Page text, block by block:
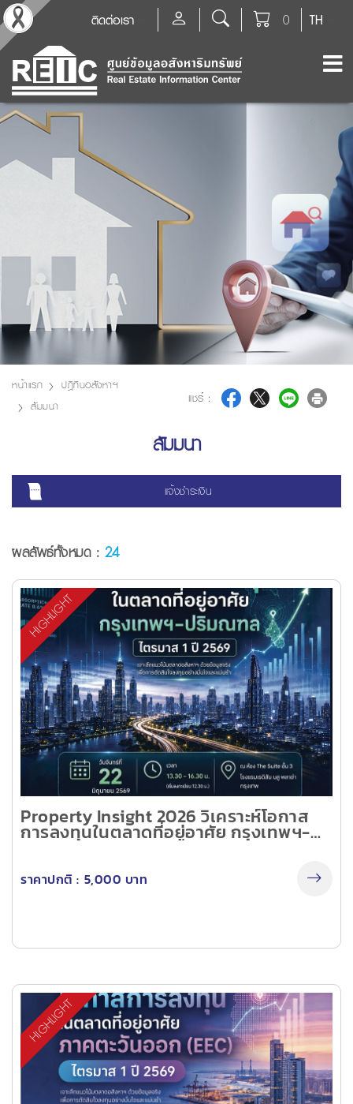
TH
0
ติดต่อเรา
หน้าแรก
ปฎิทินอสังหาฯ
สัมมนา
แชร์ :
สัมมนา
แจ้งชำระเงิน
ผลลัพธ์ทั้งหมด : 24
HIGHLIGHT
Property Insight 2026 วิเคราะห์โอกาส
การลงทุนในตลาดที่อยู่อาศัย กรุงเทพฯ-
ปริมณฑล ไตรมาส 1 ปี 2569 (On-site
ราคาปกติ : 5,000 บาท
HIGHLIGHT